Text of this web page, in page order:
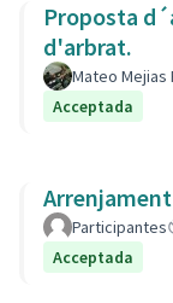
Proposta
d'arbrat.
Mateo Mejias
Acceptada
Participantes
Acceptada